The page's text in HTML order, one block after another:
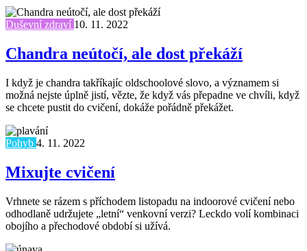
Duševní zdraví 10. 11. 2022
Chandra neútočí, ale dost překáží
I když je chandra takříkajíc oldschoolové slovo, a významem si
možná nejste úplně jistí, vězte, že když vás přepadne ve chvíli, když
se chcete pustit do cvičení, dokáže pořádně překážet.
Pohyb 4. 11. 2022
Mixujte cvičení
Vrhnete se rázem s příchodem listopadu na indoorové cvičení nebo
odhodlaně udržujete „letní“ venkovní verzi? Leckdo volí kombinaci
obojího a přechodové období si užívá.